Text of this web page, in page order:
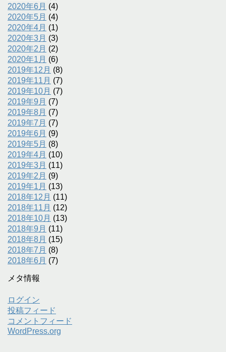
2020年6月 (4)
2020年5月 (4)
2020年4月 (1)
2020年3月 (3)
2020年2月 (2)
2020年1月 (6)
2019年12月 (8)
2019年11月 (7)
2019年10月 (7)
2019年9月 (7)
2019年8月 (7)
2019年7月 (7)
2019年6月 (9)
2019年5月 (8)
2019年4月 (10)
2019年3月 (11)
2019年2月 (9)
2019年1月 (13)
2018年12月 (11)
2018年11月 (12)
2018年10月 (13)
2018年9月 (11)
2018年8月 (15)
2018年7月 (8)
2018年6月 (7)
メタ情報
ログイン
投稿フィード
コメントフィード
WordPress.org